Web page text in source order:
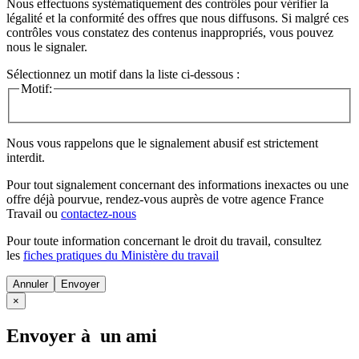
Nous effectuons systématiquement des contrôles pour vérifier la
légalité et la conformité des offres que nous diffusons. Si malgré ces
contrôles vous constatez des contenus inappropriés, vous pouvez
nous le signaler.
Sélectionnez un motif dans la liste ci-dessous :
Motif:
Nous vous rappelons que le signalement abusif est strictement
interdit.
Pour tout signalement concernant des informations inexactes ou une
offre déjà pourvue, rendez-vous auprès de votre agence France
Travail ou contactez-nous
Pour toute information concernant le droit du travail, consultez
les fiches pratiques du Ministère du travail
Annuler
×
Envoyer à un ami